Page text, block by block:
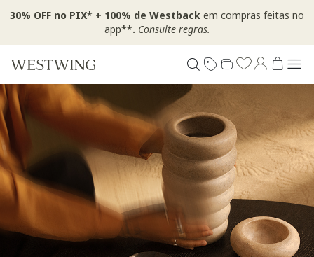
30% OFF no PIX* + 100% de Westback em compras feitas no
app**. Consulte regras.